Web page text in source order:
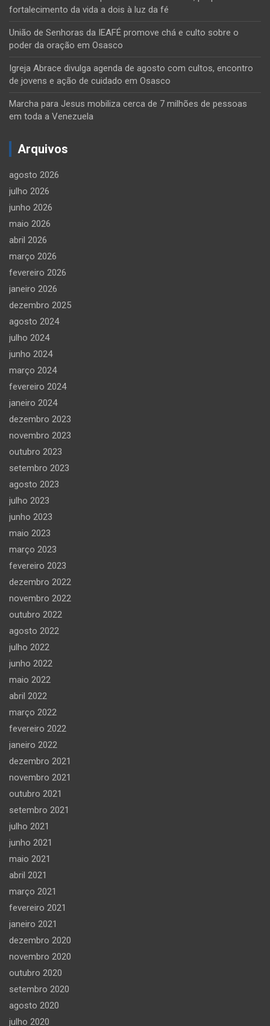
fortalecimento da vida a dois à luz da fé
União de Senhoras da IEAFÉ promove chá e culto sobre o
poder da oração em Osasco
Igreja Abrace divulga agenda de agosto com cultos, encontro
de jovens e ação de cuidado em Osasco
Marcha para Jesus mobiliza cerca de 7 milhões de pessoas
em toda a Venezuela
Arquivos
agosto 2026
julho 2026
junho 2026
maio 2026
abril 2026
março 2026
fevereiro 2026
janeiro 2026
dezembro 2025
agosto 2024
julho 2024
junho 2024
março 2024
fevereiro 2024
janeiro 2024
dezembro 2023
novembro 2023
outubro 2023
setembro 2023
agosto 2023
julho 2023
junho 2023
maio 2023
março 2023
fevereiro 2023
dezembro 2022
novembro 2022
outubro 2022
agosto 2022
julho 2022
junho 2022
maio 2022
abril 2022
março 2022
fevereiro 2022
janeiro 2022
dezembro 2021
novembro 2021
outubro 2021
setembro 2021
julho 2021
junho 2021
maio 2021
abril 2021
março 2021
fevereiro 2021
janeiro 2021
dezembro 2020
novembro 2020
outubro 2020
setembro 2020
agosto 2020
julho 2020